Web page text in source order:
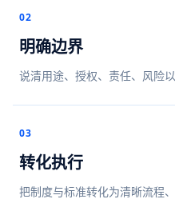
02
明确边界
说清用途、授权、责任、风险
03
转化执行
把制度与标准转化为清晰流程